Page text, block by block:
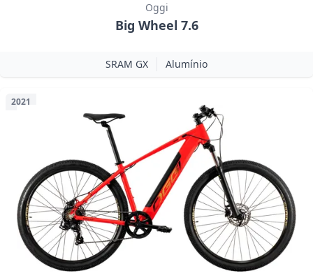
Oggi
Big Wheel 7.6
SRAM GX Alumínio
2021